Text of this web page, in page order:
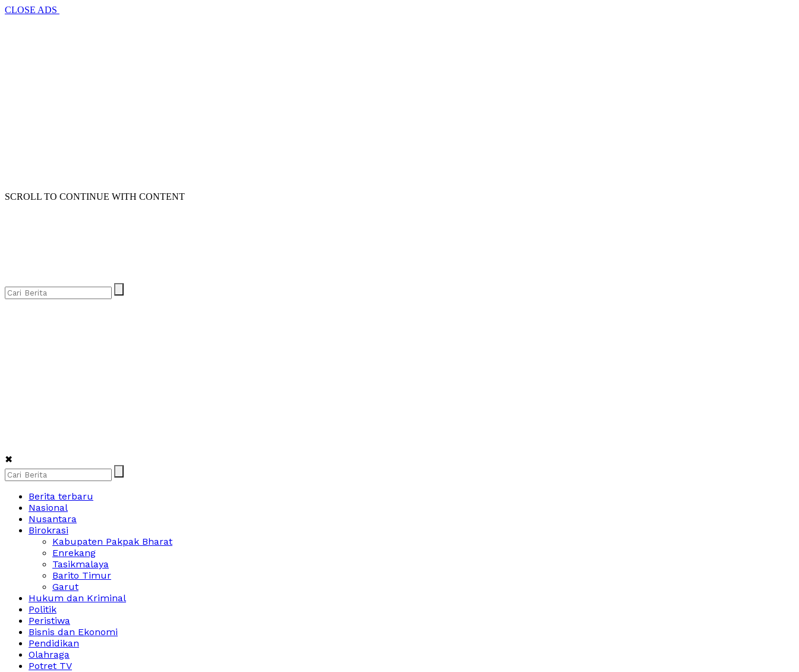
CLOSE ADS
SCROLL TO CONTINUE WITH CONTENT
✖
Berita terbaru
Nasional
Nusantara
Birokrasi
Kabupaten Pakpak Bharat
Enrekang
Tasikmalaya
Barito Timur
Garut
Hukum dan Kriminal
Politik
Peristiwa
Bisnis dan Ekonomi
Pendidikan
Olahraga
Potret TV